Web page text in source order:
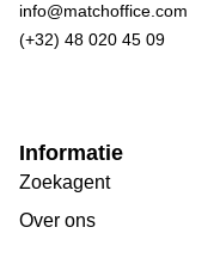
info@matchoffice.com
(+32) 48 020 45 09
Informatie
Zoekagent
Over ons